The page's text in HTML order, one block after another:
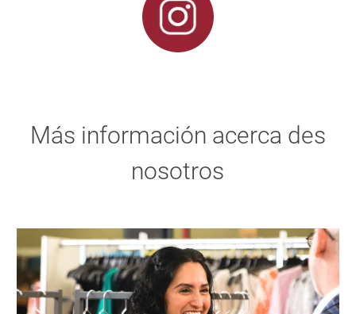
Más información acerca des
nosotros